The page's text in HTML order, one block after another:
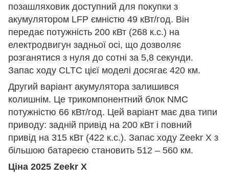
позашляховик доступний для покупки з
акумулятором LFP ємністю 49 кВт/год. Він
передає потужність 200 кВт (268 к.с.) на
електродвигун задньої осі, що дозволяє
розганятися з нуля до сотні за 5,8 секунди.
Запас ходу CLTC цієї моделі досягає 420 км.
Другий варіант акумулятора залишився
колишнім. Це трикомпонентний блок NMC
потужністю 66 кВт/год. Цей варіант має два типи
приводу: задній привід на 200 кВт і повний
привід на 315 кВт (422 к.с.). Запас ходу Zeekr X з
більшою батареєю становить 512 – 560 км.
Ціна 2025 Zeekr X